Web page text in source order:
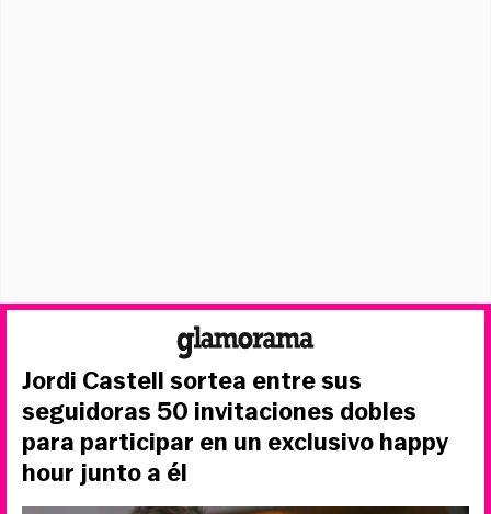
Jordi Castell sortea entre sus
seguidoras 50 invitaciones dobles
para participar en un exclusivo happy
hour junto a él